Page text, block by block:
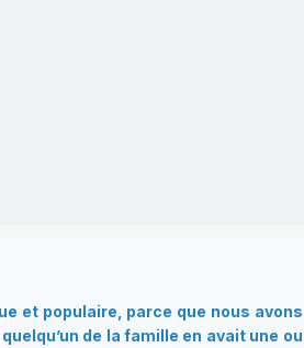
et populaire, parce que nous avons
de la famille en avait une ou